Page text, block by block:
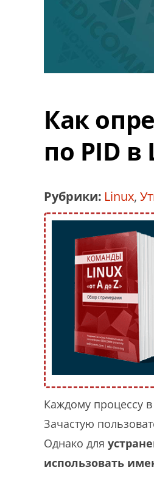
Как
по PID в
Рубрики: Linux,
Каждому процессу в
Зачастую
Однако для
использовать